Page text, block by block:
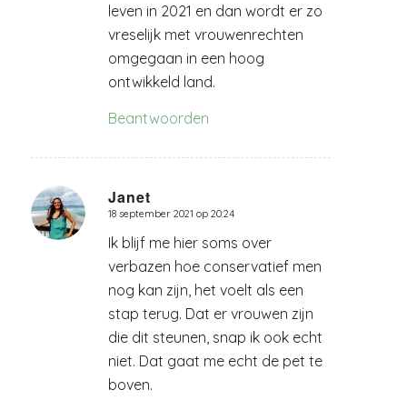
leven in 2021 en dan wordt er zo
vreselijk met vrouwenrechten
omgegaan in een hoog
ontwikkeld land.
Beantwoorden
Janet
zegt:
18 september 2021 op 20:24
Ik blijf me hier soms over
verbazen hoe conservatief men
nog kan zijn, het voelt als een
stap terug. Dat er vrouwen zijn
die dit steunen, snap ik ook echt
niet. Dat gaat me echt de pet te
boven.